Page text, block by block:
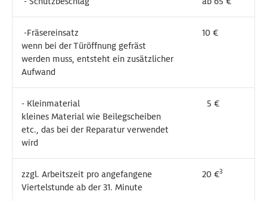
-Fräsereinsatz
wenn bei der Türöffnung gefräst
werden muss, entsteht ein zusätzlicher
Aufwand
10 €
- Kleinmaterial
kleines Material wie Beilegscheiben
etc., das bei der Reparatur verwendet
wird
5 €
zzgl. Arbeitszeit pro angefangene
Viertelstunde ab der 31. Minute
20 €3
-Fräsereinsatz
wenn bei der Türöffnung gefräst
werden muss, entsteht ein zusätzlicher
Aufwand
10 €
- Kleinmaterial
kleines Material wie Beilegscheiben
etc., das bei der Reparatur verwendet
wird
5 €
zzgl. Arbeitszeit pro angefangene
Viertelstunde ab der 31. Minute
20 €3